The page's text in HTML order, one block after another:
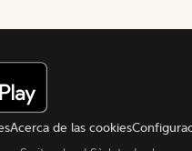
Acerca de las cookies